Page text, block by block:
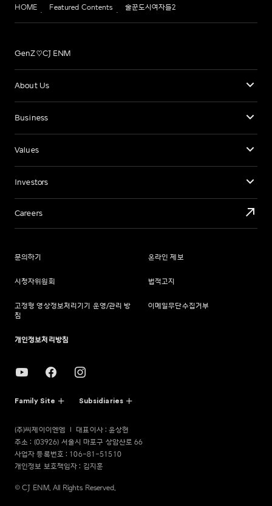
HOME Featured Contents 술꾼도시여자들2
GenZ♡CJ ENM
About Us
Business
Values
Investors
Careers
문의하기 온라인 제보
시청자위원회 법적고지
고정형 영상정보처리기기 운영/관리 방
침
이메일무단수집거부
개인정보처리방침
Family Site Subsidiaries
(주)씨제이이엔엠
대표이사 : 윤상현
주소 : (03926) 서울시 마포구 상암산로 66
사업자 등록번호 : 106-81-51510
개인정보 보호책임자 : 김지훈
© CJ ENM. All Rights Reserved.